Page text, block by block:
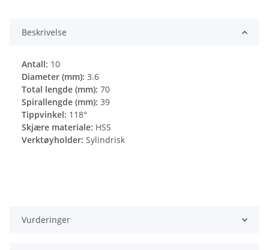
Beskrivelse
Antall: 10
Diameter (mm): 3.6
Total lengde (mm): 70
Spirallengde (mm): 39
Tippvinkel: 118°
Skjære materiale: HSS
Verktøyholder: Sylindrisk
Vurderinger